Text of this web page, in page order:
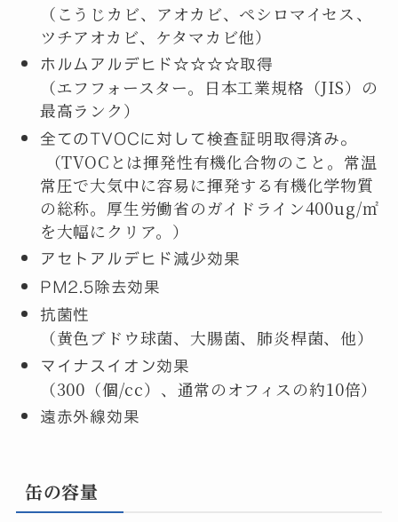
（こうじカビ、アオカビ、ペシロマイセス、
ツチアオカビ、ケタマカビ他）
ホルムアルデヒド☆☆☆☆取得
（エフフォースター。日本工業規格（JIS）の
最高ランク）
全てのTVOCに対して検査証明取得済み。
（TVOCとは揮発性有機化合物のこと。常温
常圧で大気中に容易に揮発する有機化学物質
の総称。厚生労働省のガイドライン400ug/㎡
を大幅にクリア。）
アセトアルデヒド減少効果
PM2.5除去効果
抗菌性
（黄色ブドウ球菌、大腸菌、肺炎桿菌、他）
マイナスイオン効果
（300（個/cc）、通常のオフィスの約10倍）
遠赤外線効果
缶の容量